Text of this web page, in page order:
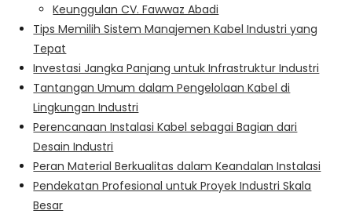
Keunggulan CV. Fawwaz Abadi
Tips Memilih Sistem Manajemen Kabel Industri yang
Tepat
Investasi Jangka Panjang untuk Infrastruktur Industri
Tantangan Umum dalam Pengelolaan Kabel di
Lingkungan Industri
Perencanaan Instalasi Kabel sebagai Bagian dari
Desain Industri
Peran Material Berkualitas dalam Keandalan Instalasi
Pendekatan Profesional untuk Proyek Industri Skala
Besar